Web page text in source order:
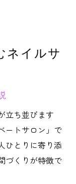
ネイルサ
立ち並びます
ートサロン」で
ひとりに寄り添
づくりが特徴で